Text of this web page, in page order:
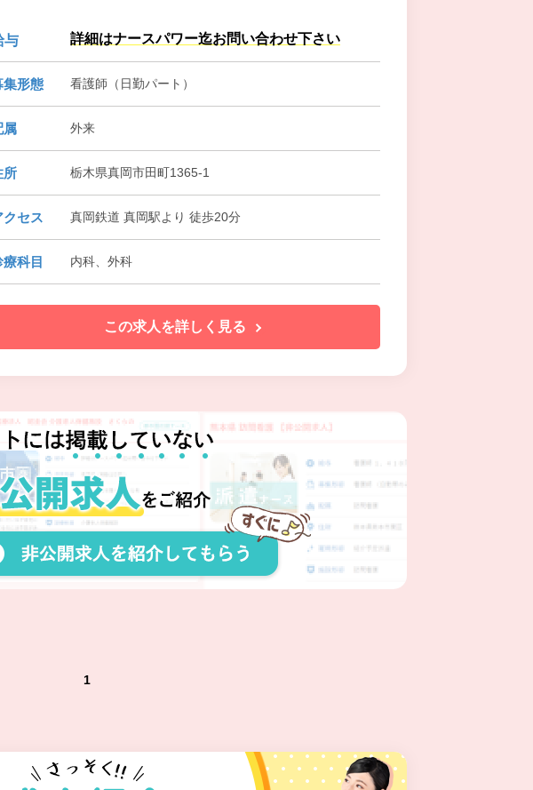
与 詳細はナースパワー迄お問い合わせ下さい
集形態 看護師（日勤パート）
属 外来
所 栃木県真岡市田町1365-1
クセス 真岡鉄道 真岡駅より 徒歩20分
療科目 内科、外科
この求人を詳しく見る
1